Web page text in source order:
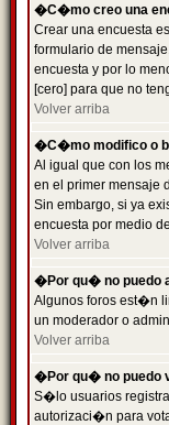
�C�mo creo una
Crear una encuesta
formulario de
encuesta y por lo
[cero] para que no
Volver arriba
�C�mo modifico o
Al igual que con los
en el primer mensaje
Sin embargo, si ya
encuesta por medio
Volver arriba
�Por qu� no puedo
Algunos foros est�n
un moderador o
Volver arriba
�Por qu� no puedo
S�lo usuarios
autorizaci�n para